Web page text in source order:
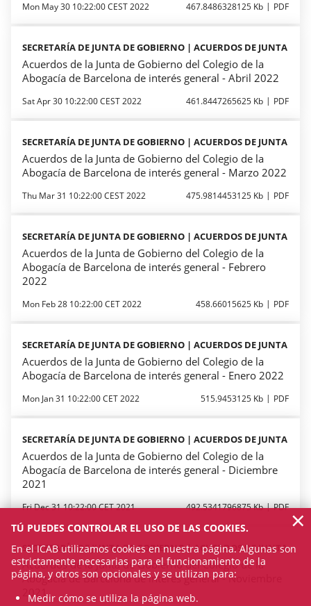
Mon May 30 10:22:00 CEST 2022 467.8486328125 Kb PDF
SECRETARÍA DE JUNTA DE GOBIERNO | ACUERDOS DE JUNTA
Acuerdos de la Junta de Gobierno del Colegio de la
Abogacía de Barcelona de interés general - Abril 2022
Sat Apr 30 10:22:00 CEST 2022 461.8447265625 Kb PDF
SECRETARÍA DE JUNTA DE GOBIERNO | ACUERDOS DE JUNTA
Acuerdos de la Junta de Gobierno del Colegio de la
Abogacía de Barcelona de interés general - Marzo 2022
Thu Mar 31 10:22:00 CEST 2022 475.9814453125 Kb PDF
SECRETARÍA DE JUNTA DE GOBIERNO | ACUERDOS DE JUNTA
Acuerdos de la Junta de Gobierno del Colegio de la
Abogacía de Barcelona de interés general - Febrero
2022
Mon Feb 28 10:22:00 CET 2022 458.66015625 Kb PDF
SECRETARÍA DE JUNTA DE GOBIERNO | ACUERDOS DE JUNTA
Acuerdos de la Junta de Gobierno del Colegio de la
Abogacía de Barcelona de interés general - Enero 2022
Mon Jan 31 10:22:00 CET 2022 515.9453125 Kb PDF
SECRETARÍA DE JUNTA DE GOBIERNO | ACUERDOS DE JUNTA
Acuerdos de la Junta de Gobierno del Colegio de la
Abogacía de Barcelona de interés general - Diciembre
2021
Fri Dec 31 10:22:00 CET 2021 492.5341796875 Kb PDF
SECRETARÍA DE JUNTA DE GOBIERNO | ACUERDOS DE JUNTA
Acuerdos de la Junta de Gobierno del Colegio de la
Abogacía de Barcelona de interés general - Noviembre
2021
TÚ PUEDES CONTROLAR EL USO DE LAS COOKIES.
En el ICAB utilizamos cookies en nuestra página. Algunas son
estrictamente necesarias para el funcionamiento de la
página, y otros son opcionales y se utilizan para:
Medir cómo se utiliza la página web.
×